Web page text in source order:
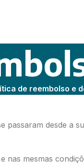
de reembolso e
passaram desde a
nas mesmas